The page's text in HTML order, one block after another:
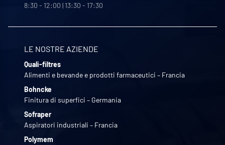
8:30 - 12:00 | 13:30 - 17:30
LE NOSTRE AZIENDE
Quali-filtres
Alimenti e bevande e prodotti farmaceutici – Francia
Bohncke
Finitura di superfici – Germania
Sofraper
Aspiratori industriali – Francia
Polymem